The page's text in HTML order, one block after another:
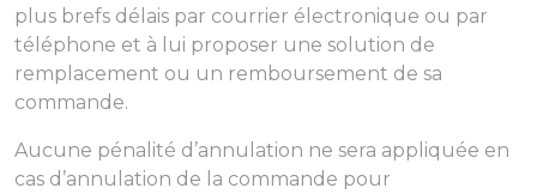
plus brefs délais par courrier électronique ou par
téléphone et à lui proposer une solution de
remplacement ou un remboursement de sa
commande.
Aucune pénalité d’annulation ne sera appliquée en
cas d’annulation de la commande pour